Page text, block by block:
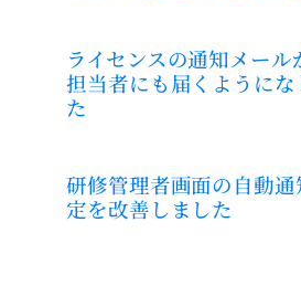
ライセンスの通知メール
担当者にも届くようにな
た
研修管理者画面の自動通
定を改善しました